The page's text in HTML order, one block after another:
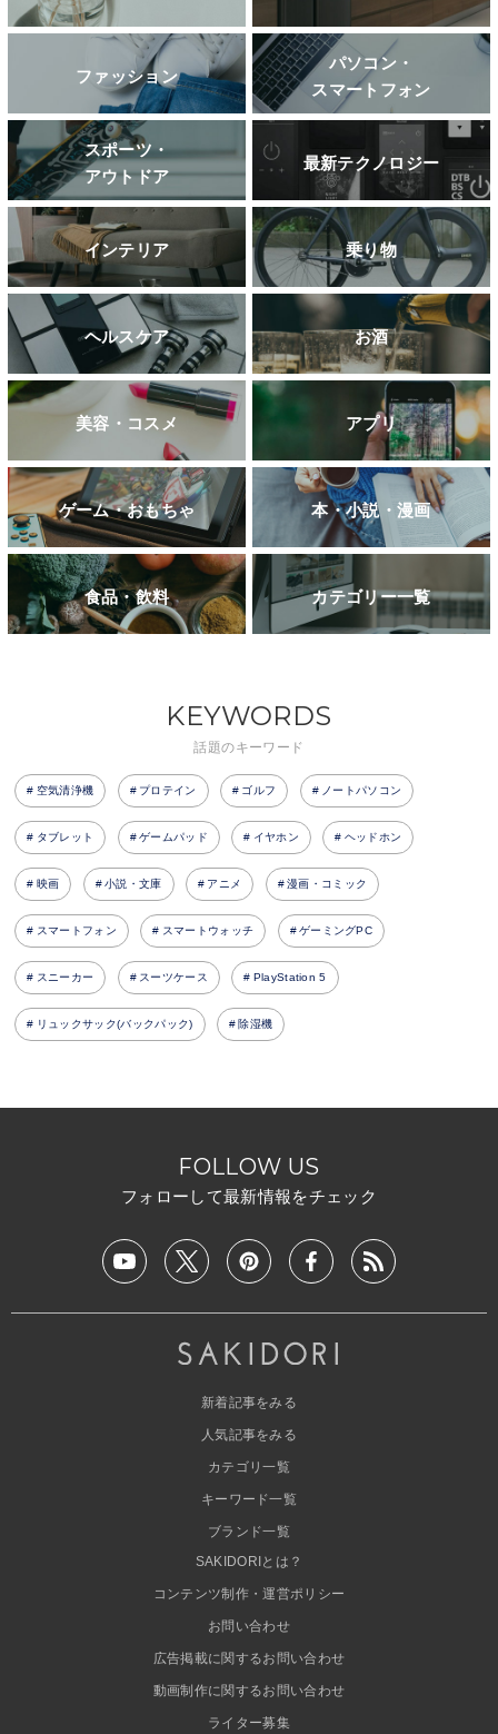
ファッション
パソコン・
スマートフォン
スポーツ・
アウトドア
最新テクノロジー
インテリア 乗り物
ヘルスケア お酒
美容・コスメ アプリ
ゲーム・おもちゃ 本・小説・漫画
食品・飲料 カテゴリー一覧
KEYWORDS
話題のキーワード
空気清浄機 プロテイン ゴルフ ノートパソコン
タブレット ゲームパッド イヤホン ヘッドホン
映画 小説・文庫 アニメ 漫画・コミック
スマートフォン スマートウォッチ ゲーミングPC
スニーカー スーツケース PlayStation 5
リュックサック(バックパック) 除湿機
FOLLOW US
フォローして最新情報をチェック
新着記事をみる
人気記事をみる
カテゴリ一覧
キーワード一覧
ブランド一覧
SAKIDORIとは？
コンテンツ制作・運営ポリシー
お問い合わせ
広告掲載に関するお問い合わせ
動画制作に関するお問い合わせ
ライター募集